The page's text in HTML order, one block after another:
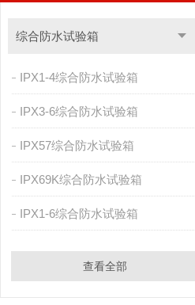
综合防水试验箱
IPX1-4综合防水试验箱
IPX3-6综合防水试验箱
IPX57综合防水试验箱
IPX69K综合防水试验箱
IPX1-6综合防水试验箱
查看全部